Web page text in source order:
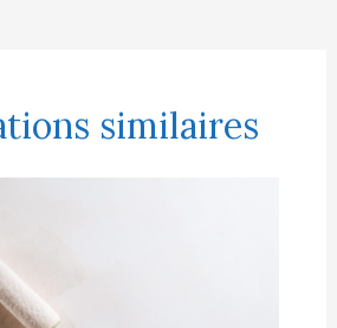
similaires